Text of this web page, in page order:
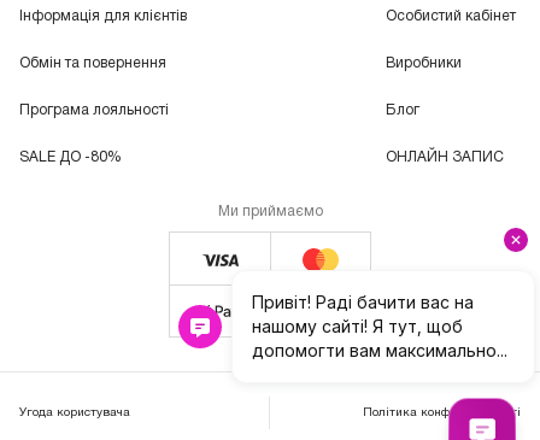
Інформація для клієнтів
Обмін та повернення
Програма лояльності
SALE ДО -80%
Особистий кабінет
Виробники
Блог
ОНЛАЙН ЗАПИС
Ми приймаємо
Угода користувача Політика конфіденційності